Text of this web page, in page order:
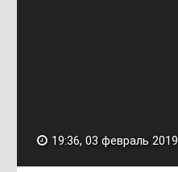
19:36, 03 февраль 2019